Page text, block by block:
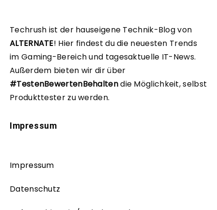
Techrush ist der hauseigene Technik-Blog von
ALTERNATE! Hier findest du die neuesten Trends
im Gaming-Bereich und tagesaktuelle IT-News.
Außerdem bieten wir dir über
#TestenBewertenBehaltendie Möglichkeit, selbst
Produkttester zu werden.
Impressum
Impressum
Datenschutz